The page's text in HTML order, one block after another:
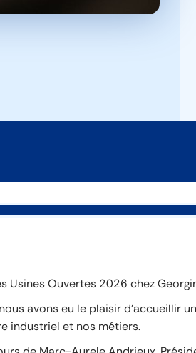
Usines Ouvertes 2026 chez
avons eu le plaisir
industriel et nos métiers.